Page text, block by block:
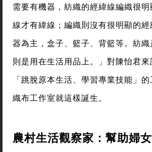
需要有機器，紡織的經緯線編織很
線才有緯線；編織則沒有很明顯的
器為主，盒子、籃子、背籃等。紡
則是用在生活用品上。」對陳怡君
「跳脫原本生活、學習專業技能」
織布工作室就這樣誕生。
農村生活觀察家：幫助婦